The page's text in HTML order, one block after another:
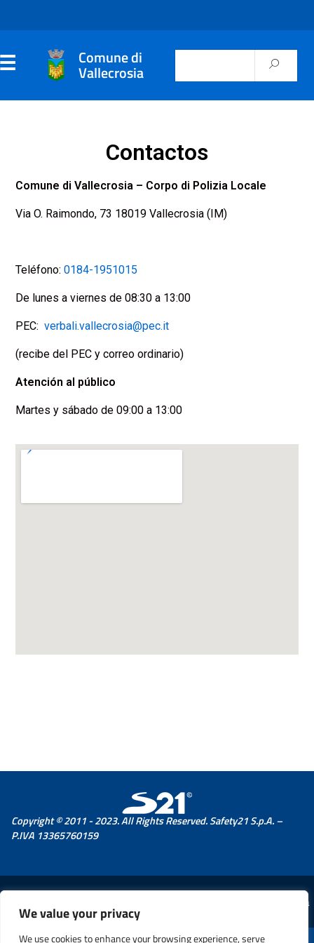
We value your privacy
We use cookies to enhance your browsing experience, serve
Comune di
Vallecrosia
Contactos
Comune di Vallecrosia – Corpo di Polizia Locale
Via O. Raimondo, 73 18019 Vallecrosia (IM)
Teléfono: 0184-1951015
De lunes a viernes de 08:30 a 13:00
PEC: verbali.vallecrosia@pec.it
(recibe del PEC y correo ordinario)
Atención al público
Martes y sábado de 09:00 a 13:00
Copyright © 2011 - 2023. All Rights Reserved. Safety21 S.p.A. –
P.IVA 13365760159
© 2026 Comune di Vallecrosia